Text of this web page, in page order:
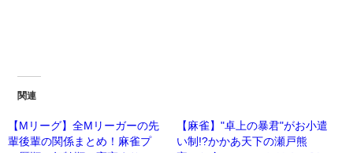
関連
【Mリーグ】全Mリーガーの先
輩後輩の関係まとめ！麻雀プ
【麻雀】"卓上の暴君"がお小遣
い制!?かかあ天下の瀬戸熊